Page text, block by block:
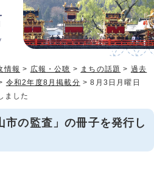
情報 > 広報・公聴 > まちの話題 > 過去
令和2年度8月掲載分 > 8月3日月曜日
ました
の監査」の冊子を発行し